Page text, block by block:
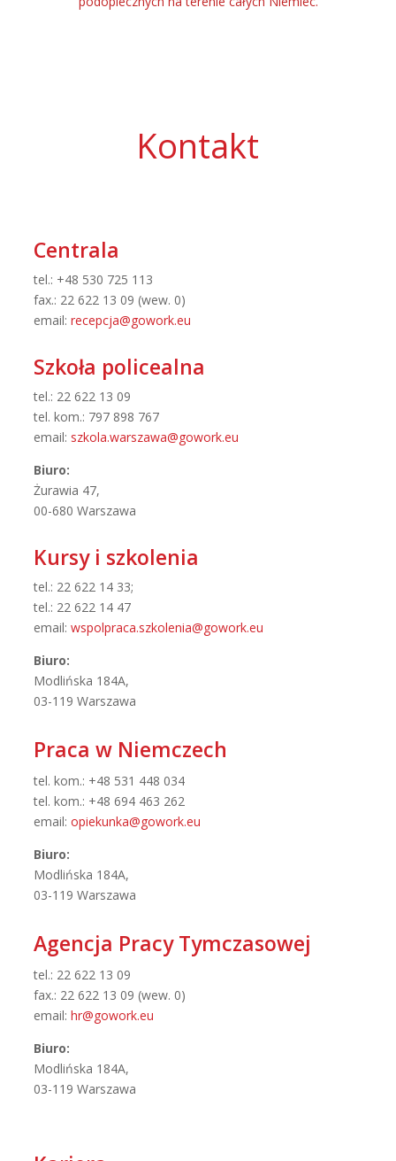
Kontakt
Centrala
tel.: +48 530 725 113
fax.: 22 622 13 09 (wew. 0)
email: recepcja@gowork.eu
Szkoła policealna
tel.: 22 622 13 09
tel. kom.: 797 898 767
email: szkola.warszawa@gowork.eu
Biuro:
Żurawia 47,
00-680 Warszawa
Kursy i szkolenia
tel.: 22 622 14 33;
tel.: 22 622 14 47
email: wspolpraca.szkolenia@gowork.eu
Biuro:
Modlińska 184A,
03-119 Warszawa
Praca w Niemczech
tel. kom.: +48 531 448 034
tel. kom.: +48 694 463 262
email: opiekunka@gowork.eu
Biuro:
Modlińska 184A,
03-119 Warszawa
Agencja Pracy Tymczasowej
tel.: 22 622 13 09
fax.: 22 622 13 09 (wew. 0)
email: hr@gowork.eu
Biuro:
Modlińska 184A,
03-119 Warszawa